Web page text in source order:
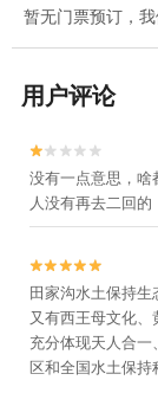
暂无门票预订，
用户评论


没有一点意思，啥
人没有再去二回的


田家沟水土保持生
又有西王母文化、
充分体现天人合
区和全国水土保持